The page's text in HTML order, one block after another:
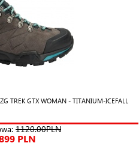
TREK GTX WOMAN - TITANIUM-ICEFALL
1120.00PLN
PLN